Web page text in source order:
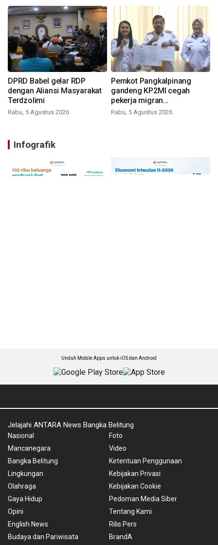
DPRD Babel gelar RDP
dengan Aliansi Masyarakat
Terdzolimi
Rabu, 5 Agustus 2026
Pemkot Pangkalpinang
gandeng KP2MI cegah
pekerja migran
nonprosedural
Rabu, 5 Agustus 2026
Infografik
Unduh Mobile Apps untuk iOS dan Android
Jelajahi ANTARA News Bangka Belitung
Nasional
Mancanegara
Bangka Belitung
Lingkungan
Olahraga
Gaya Hidup
Opini
English News
Budaya dan Pariwisata
Foto
Video
Ketentuan Penggunaan
Kebijakan Privasi
Kebijakan Cookie
Pedoman Media Siber
Tentang Kami
Rilis Pers
BrandA